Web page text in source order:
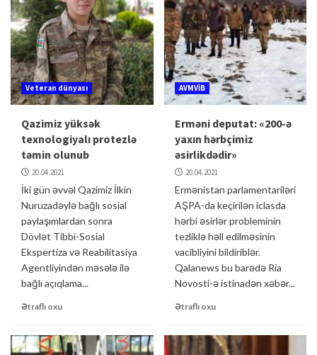
Veteran dünyası
Qazimiz yüksək
texnologiyalı protezlə
təmin olunub
20.04.2021
İki gün əvvəl Qazimiz İlkin
Nuruzadəylə bağlı sosial
paylaşımlardan sonra
Dövlət Tibbi-Sosial
Ekspertiza və Reabilitasiya
Agentliyindən məsələ ilə
bağlı açıqlama...
Ətraflı oxu
AVMVİB
Erməni deputat: «200-ə
yaxın hərbçimiz
əsirlikdədir»
20.04.2021
Ermənistan parlamentariləri
AŞPA-da keçirilən iclasda
hərbi əsirlər probleminin
tezliklə həll edilməsinin
vacibliyini bildiriblər.
Qalanews bu barədə Ria
Novosti-ə istinadən xəbər...
Ətraflı oxu